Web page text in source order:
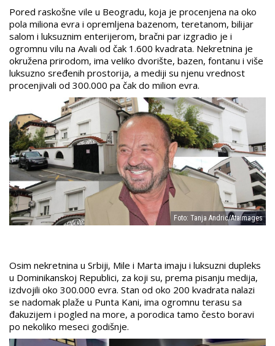
Pored raskošne vile u Beogradu, koja je procenjena na oko
pola miliona evra i opremljena bazenom, teretanom, bilijar
salom i luksuznim enterijerom, bračni par izgradio je i
ogromnu vilu na Avali od čak 1.600 kvadrata. Nekretnina je
okružena prirodom, ima veliko dvorište, bazen, fontanu i više
luksuzno sređenih prostorija, a mediji su njenu vrednost
procenjivali od 300.000 pa čak do milion evra.
Foto: Tanja Andric/Ataimages
Osim nekretnina u Srbiji, Mile i Marta imaju i luksuzni dupleks
u Dominikanskoj Republici, za koji su, prema pisanju medija,
izdvojili oko 300.000 evra. Stan od oko 200 kvadrata nalazi
se nadomak plaže u Punta Kani, ima ogromnu terasu sa
đakuzijem i pogled na more, a porodica tamo često boravi
po nekoliko meseci godišnje.